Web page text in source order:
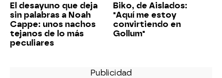
El desayuno que deja
sin palabras a Noah
Cappe: unos nachos
tejanos de lo más
peculiares
Biko, de Aislados:
"Aquí me estoy
convirtiendo en
Gollum"